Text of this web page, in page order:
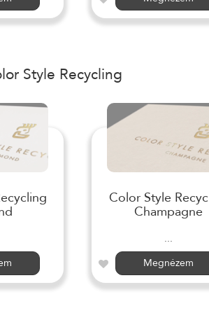
Style Recycling
Color Style
Champagne
...
Megnézem